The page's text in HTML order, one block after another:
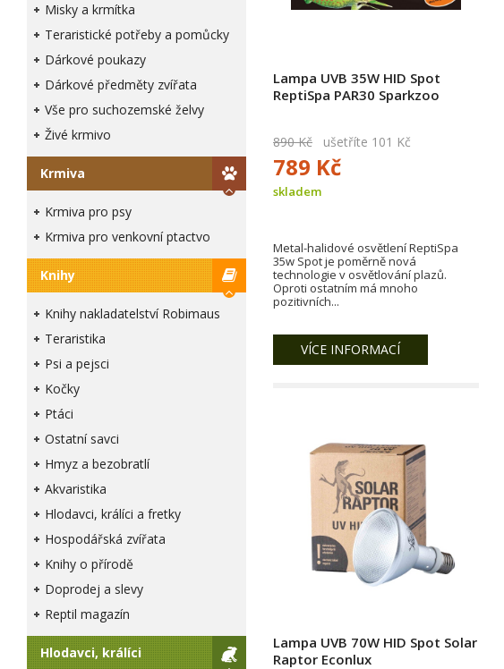
Misky a krmítka
Teraristické potřeby a pomůcky
Dárkové poukazy
Dárkové předměty zvířata
Vše pro suchozemské želvy
Živé krmivo
Krmiva
Krmiva pro psy
Krmiva pro venkovní ptactvo
Knihy
Knihy nakladatelství Robimaus
Teraristika
Psi a pejsci
Kočky
Ptáci
Ostatní savci
Hmyz a bezobratlí
Akvaristika
Hlodavci, králíci a fretky
Hospodářská zvířata
Knihy o přírodě
Doprodej a slevy
Reptil magazín
Hlodavci, králíci
Lampa UVB 35W HID Spot
ReptiSpa PAR30 Sparkzoo
890 Kč ušetříte 101 Kč
789 Kč
skladem
Metal-halidové osvětlení ReptiSpa
35w Spot je poměrně nová
technologie v osvětlování plazů.
Oproti ostatním má mnoho
pozitivních...
VÍCE INFORMACÍ
Lampa UVB 70W HID Spot Solar
Raptor Econlux